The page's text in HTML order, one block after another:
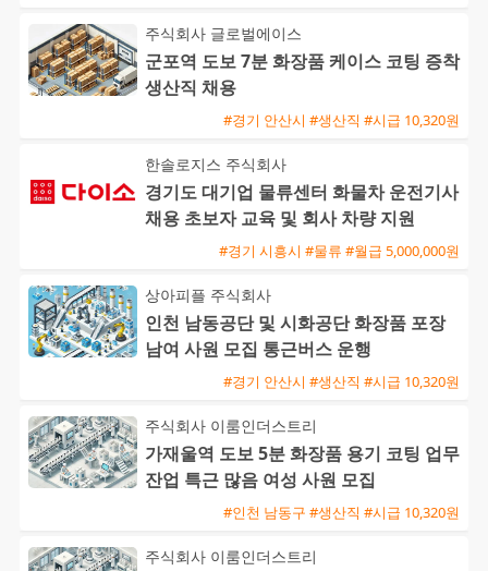
주식회사 글로벌에이스
군포역 도보 7분 화장품 케이스 코팅 증착
생산직 채용
#경기 안산시 #생산직 #시급 10,320원
한솔로지스 주식회사
경기도 대기업 물류센터 화물차 운전기사
채용 초보자 교육 및 회사 차량 지원
#경기 시흥시 #물류 #월급 5,000,000원
상아피플 주식회사
인천 남동공단 및 시화공단 화장품 포장
남여 사원 모집 통근버스 운행
#경기 안산시 #생산직 #시급 10,320원
주식회사 이룸인더스트리
가재울역 도보 5분 화장품 용기 코팅 업무
잔업 특근 많음 여성 사원 모집
#인천 남동구 #생산직 #시급 10,320원
주식회사 이룸인더스트리